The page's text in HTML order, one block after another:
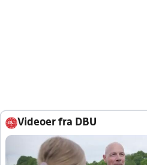
Videoer fra DBU